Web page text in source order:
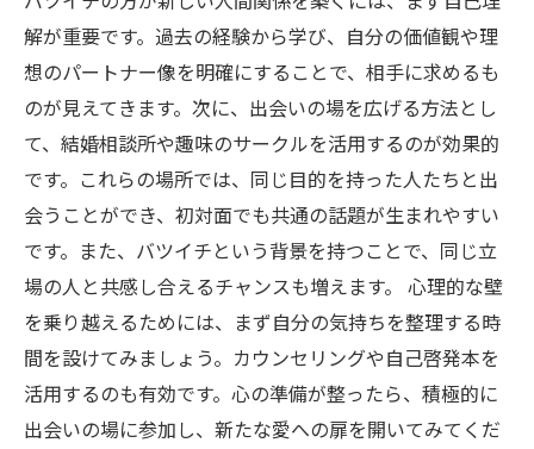
解が重要です。過去の経験から学び、自分の価値観や理
想のパートナー像を明確にすることで、相手に求めるも
のが見えてきます。次に、出会いの場を広げる方法とし
て、結婚相談所や趣味のサークルを活用するのが効果的
です。これらの場所では、同じ目的を持った人たちと出
会うことができ、初対面でも共通の話題が生まれやすい
です。また、バツイチという背景を持つことで、同じ立
場の人と共感し合えるチャンスも増えます。 心理的な壁
を乗り越えるためには、まず自分の気持ちを整理する時
間を設けてみましょう。カウンセリングや自己啓発本を
活用するのも有効です。心の準備が整ったら、積極的に
出会いの場に参加し、新たな愛への扉を開いてみてくだ